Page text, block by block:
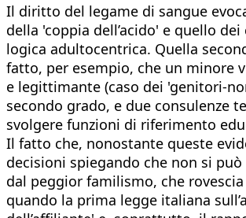
Il diritto del legame di sangue
della 'coppia dell’acido' e quello
logica adultocentrica. Quella
fatto, per esempio, che un minore
e legittimante (caso dei 'genitori-
secondo grado, e due consulenze
svolgere funzioni di riferimento
Il fatto che, nonostante queste
decisioni spiegando che non si
dal peggior familismo, che
quando la prima legge italiana